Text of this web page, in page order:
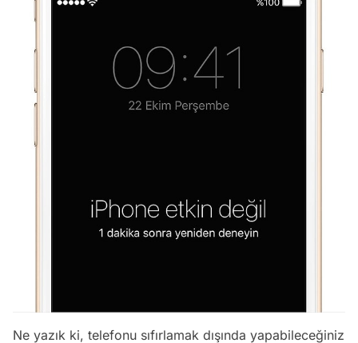
Ne yazık ki, telefonu sıfırlamak dışında yapabileceğiniz